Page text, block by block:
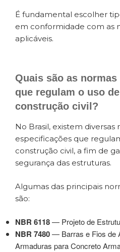
É fundamental escolher
em conformidade com as
aplicáveis.
Quais são as
que regulam o uso
construção civil?
No Brasil, existem diversas
especificações que
construção civil, a fim de
segurança das estruturas.
Algumas das principais
são:
NBR 6118— Projeto de
NBR 7480— Barras e Fios de
Armaduras para Concreto